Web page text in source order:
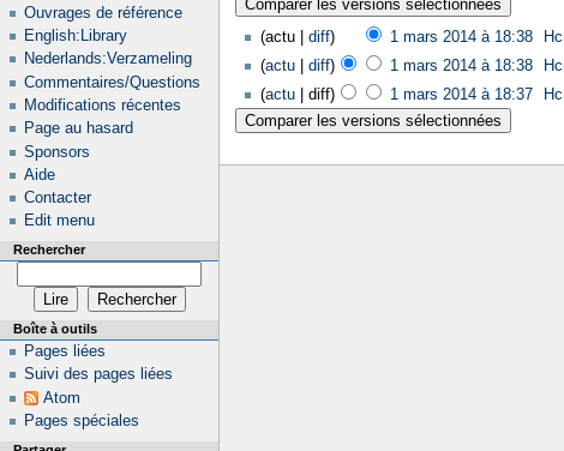
(actu | diff) 1 mars 2014 à 18:38‎
(actu| diff) 1 mars 2014 à 18:38‎
(actu| diff) 1 mars 2014 à 18:37‎
Ouvrages de référence
English:Library
Nederlands:Verzameling
Commentaires/Questions
Modifications récentes
Page au hasard
Sponsors
Aide
Contacter
Edit menu
Rechercher
Boîte à outils
Pages liées
Suivi des pages liées
Atom
Pages spéciales